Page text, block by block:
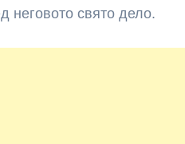
неговото свято дело.